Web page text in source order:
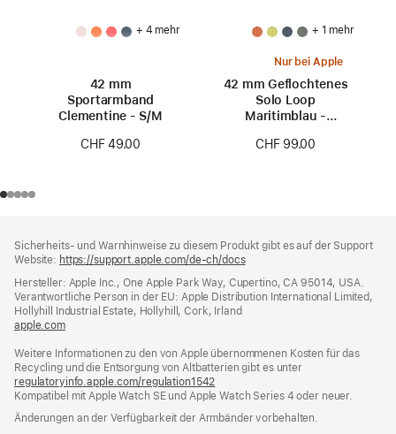
+ 4 mehr
42 mm
Sportarmband
Clementine - S/M
CHF 49.00
+ 1 mehr
Nur bei Apple
42 mm Geflochtenes
Solo Loop
Maritimblau -
CHF 99.00
Sicherheits- und Warnhinweise zu diesem Produkt gibt es auf der Support
Website: https://support.apple.com/de-ch/docs(öffnet
neues
Fenster)
Hersteller: Apple Inc., One Apple Park Way, Cupertino, CA 95014, USA.
Verantwortliche Person in der EU: Apple Distribution International Limited,
Hollyhill Industrial Estate, Hollyhill, Cork, Irland
apple.com(öffnet
neues
Fenster)
Weitere Informationen zu den von Apple übernommenen Kosten für das
Recycling und die Entsorgung von Altbatterien gibt es unter
regulatoryinfo.apple.com/regulation1542
ein
neues
Fenster)
Kompatibel mit Apple Watch SE und Apple Watch Series 4 oder neuer.
Änderungen an der Verfügbarkeit der Armbänder vorbehalten.